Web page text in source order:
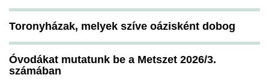
Toronyházak, melyek szíve oázisként dobog
Óvodákat mutatunk be a Metszet 2026/3.
számában